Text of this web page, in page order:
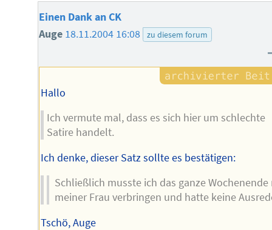
Einen Dank an CK
Auge 18.11.2004 16:08 zu diesem forum
Hallo
Ich vermute mal, dass es sich hier um schlechte
Satire handelt.
Ich denke, dieser Satz sollte es bestätigen:
Schließlich musste ich das ganze Wochenende
meiner Frau verbringen und hatte keine
Tschö, Auge